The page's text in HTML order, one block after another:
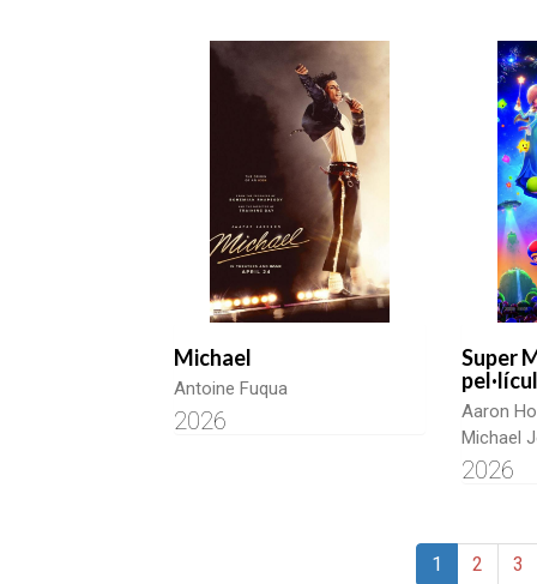
Michael
Antoine Fuqua
2026
Super
Aaron
Michael
2026
1 2 3